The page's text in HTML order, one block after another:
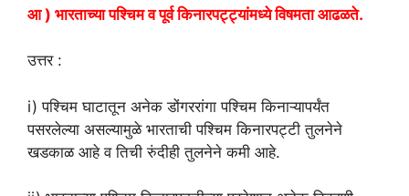
आ ) भारताच्या पश्चिम व पूर्व किनारपट्ट्यांमध्ये विषमता आढळते.
उत्तर :
i) पश्चिम घाटातून अनेक डोंगररांगा पश्चिम किनाऱ्यापर्यंत
पसरलेल्या असल्यामुळे भारताची पश्चिम किनारपट्टी तुलनेने
खडकाळ आहे व तिची रुंदीही तुलनेने कमी आहे.